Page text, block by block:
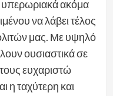
υπερωριακά ακόμα
να λάβει τέλος
μας. Με υψηλό
ουσιαστικά σε
ευχαριστώ
η ταχύτερη και